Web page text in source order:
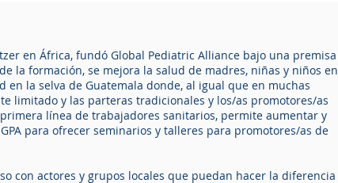
en África, fundó Global Pediatric Alliance bajo una premisa
la formación, se mejora la salud de madres, niñas y niños en
la selva de Guatemala donde, al igual que en muchas
limitado y las parteras tradicionales y los/as promotores/as
línea de trabajadores sanitarios, permite aumentar y
para ofrecer seminarios y talleres para promotores/as de
con actores y grupos locales que puedan hacer la diferencia